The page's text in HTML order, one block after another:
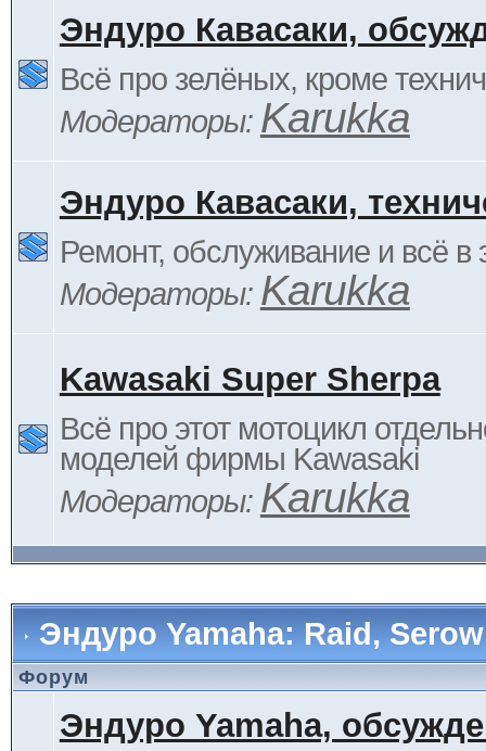
Эндуро Кавасаки,
Всё про зелёных, кроме
Модераторы: Karukka
Эндуро Кавасаки,
Ремонт, обслуживание и всё в
Модераторы: Karukka
Kawasaki Super Sherpa
Всё про этот мотоцикл
моделей фирмы Kawasaki
Модераторы: Karukka
Эндуро Yamaha: Raid,
Форум
Эндуро Yamaha,